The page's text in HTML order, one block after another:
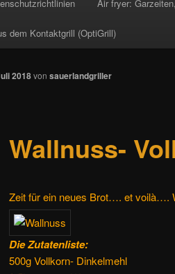
Air fryer:
dem Kontaktgrill (OptiGrill)
Wallnuss-
2018von sauerlandgriller
Zeit für ein neues Brot…. et voilà….
Die Zutatenliste:
500g Vollkorn- Dinkelmehl